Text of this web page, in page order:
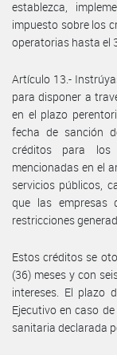
establezca,
impuesto sobre los
operatorias hasta el
Artículo 13.-
para disponer a
en el plazo
fecha de sanción
créditos para los
mencionadas en el
servicios públicos,
que las empresas
restricciones
Estos créditos se
(36) meses y con
intereses. El plazo
Ejecutivo en caso
sanitaria declarada